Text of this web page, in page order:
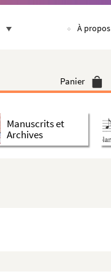
À propos
Panier
Manuscrits et
Archives